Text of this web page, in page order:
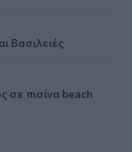
Βασιλειές
σε πισίνα beach